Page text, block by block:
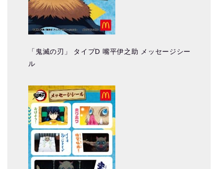
「鬼滅の刃」 タイプD 嘴平伊之助 メッセージシー
ル